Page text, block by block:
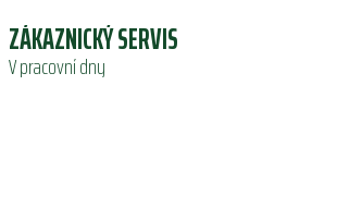
ZÁKAZNICKÝ SERVIS
V pracovní dny